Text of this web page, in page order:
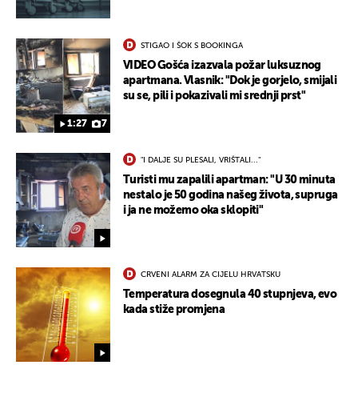
1:27 7
STIGAO I ŠOK S BOOKINGA
VIDEO Gošća izazvala požar luksuznog
apartmana. Vlasnik: "Dok je gorjelo, smijali
su se, pili i pokazivali mi srednji prst"
"I DALJE SU PLESALI, VRIŠTALI..."
Turisti mu zapalili apartman: "U 30 minuta
nestalo je 50 godina našeg života, supruga
i ja ne možemo oka sklopiti"
CRVENI ALARM ZA CIJELU HRVATSKU
Temperatura dosegnula 40 stupnjeva, evo
kada stiže promjena
UKLJUČITE NOTIFIKACIJE